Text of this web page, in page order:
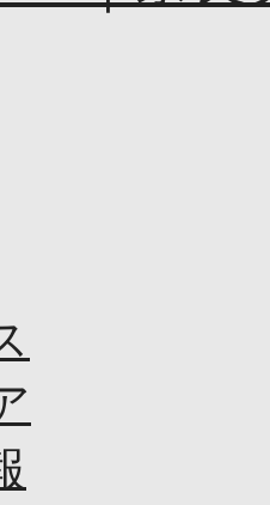
理規定
サービスについて
J3リーグ2026/27シーズン試
Ｊ3リーグ 2026/27シーズン
ニティ
（実店舗）